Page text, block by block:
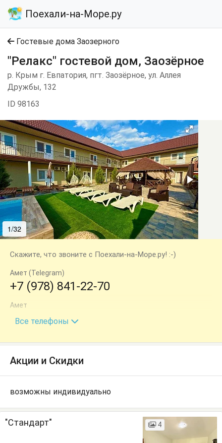
Поехали-на-Море.ру
Гостевые дома Заозерного
"Релакс" гостевой дом, Заозёрное
р. Крым г. Евпатория, пгт. Заозёрное, ул. Аллея
Дружбы, 132
ID 98163
1/32
Скажите, что звоните с Поехали-на-Море.ру! :-)
Амет (Telegram)
+7 (978) 841-22-70
Амет
+7 (978) 876-08-77
Все телефоны
Акции и Скидки
возможны индивидуально
"Стандарт" 4